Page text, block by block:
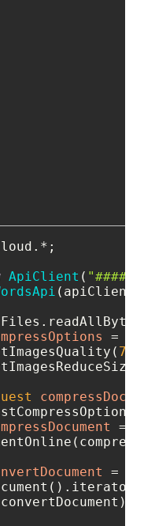
ApiClient ( "####-
=
75
=
=